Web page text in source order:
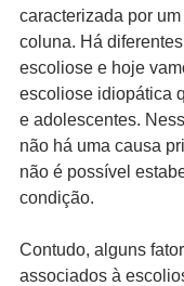
caracterizada por
coluna. Há
escoliose e hoje
escoliose idiopática
e adolescentes.
não há uma causa
não é possível
condição.
Contudo, alguns
associados à